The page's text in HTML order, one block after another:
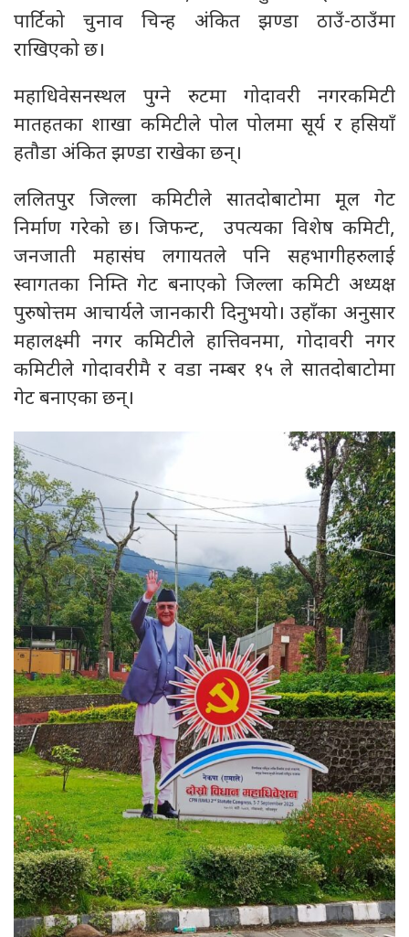
पार्टिको चुनाव चिन्ह अंकित झण्डा ठाउँ-ठाउँमा
राखिएको छ।
महाधिवेसनस्थल पुग्ने रुटमा गोदावरी नगरकमिटी
मातहतका शाखा कमिटीले पोल पोलमा सूर्य र हसियाँ
हतौडा अंकित झण्डा राखेका छन्।
ललितपुर जिल्ला कमिटीले सातदोबाटोमा मूल गेट
निर्माण गरेको छ। जिफन्ट, उपत्यका विशेष कमिटी,
जनजाती महासंघ लगायतले पनि सहभागीहरुलाई
स्वागतका निम्ति गेट बनाएको जिल्ला कमिटी अध्यक्ष
पुरुषोत्तम आचार्यले जानकारी दिनुभयो। उहाँका अनुसार
महालक्ष्मी नगर कमिटीले हात्तिवनमा, गोदावरी नगर
कमिटीले गोदावरीमै र वडा नम्बर १५ ले सातदोबाटोमा
गेट बनाएका छन्।